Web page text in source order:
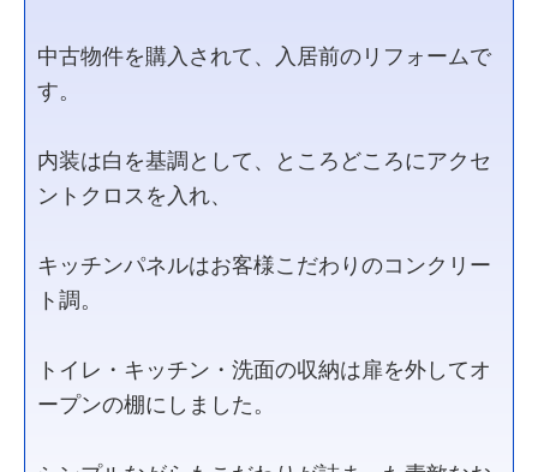
中古物件を購入されて、入居前のリフォームで
す。
内装は白を基調として、ところどころにアクセ
ントクロスを入れ、
キッチンパネルはお客様こだわりのコンクリー
ト調。
トイレ・キッチン・洗面の収納は扉を外してオ
ープンの棚にしました。